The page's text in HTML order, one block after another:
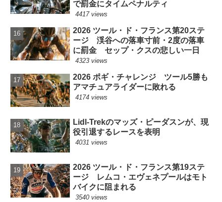
で罰金にタイムペナルティ
4417 views
2026 ツール・ド・フランス第20ステ
ージ 渓谷への落車寸前・2度の落車
に罰金 セップ・クスの悲しい一日
4323 views
2026 ポギ・チャレンジ ツール5勝も
アマチュアライダーに敗れる
4174 views
Lidl-Trekのマッズ・ピーダスンが、現
役引退するレースを表明
4031 views
2026 ツール・ド・フランス第19ステ
ージ レムコ・エヴェネプールはモト
バイクに阻まれる
3540 views